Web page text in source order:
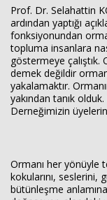
Prof. Dr. Selahattin
ardından yaptığı
fonksiyonundan
topluma insanlara
göstermeye
demek değildir
yakalamaktır.
yakından tanık
Derneğimizin
Ormanı her yönüyle
kokularını, seslerini,
bütünleşme